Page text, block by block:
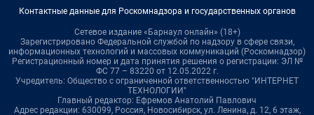
Контактные данные для Роскомнадзора и государственных органов
Сетевое издание «Барнаул онлайн» (18+)
Зарегистрировано Федеральной службой по надзору в сфере связи,
информационных технологий и массовых коммуникаций (Роскомнадзор)
Регистрационный номер и дата принятия решения о регистрации: ЭЛ №
ФС 77 – 83220 от 12.05.2022 г.
Учредитель: Общество с ограниченной ответственностью "ИНТЕРНЕТ
ТЕХНОЛОГИИ"
Главный редактор: Ефремов Анатолий Павлович
Адрес редакции: 630099, Россия, Новосибирск, ул. Ленина, д. 12, 6 этаж,